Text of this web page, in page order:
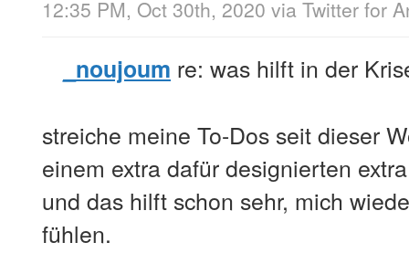
12:35 PM, Oct 30th, 2020 via Twitter for
_noujoum re: was hilft in der
streiche meine To-Dos seit dieser
einem extra dafür designierten
und das hilft schon sehr, mich
fühlen.